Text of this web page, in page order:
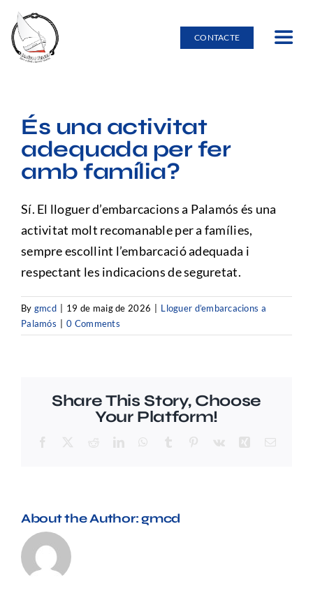
Skip
to
content
CONTACTE
Toggle
Lloguer d’embarcacions
Burricleta
Entorn natural
Escola nàutica
Preguntes freqüents (FAQ)
És una activitat
adequada per fer
amb família?
Sí. El lloguer d’embarcacions a Palamós és una
activitat molt recomanable per a famílies,
sempre escollint l’embarcació adequada i
respectant les indicacions de seguretat.
By gmcd | 19 de maig de 2026 | Lloguer d’embarcacions a
Palamós | 0 Comments
Share This Story, Choose
Your Platform!
Facebook RedditLinkedInWhatsApp
Tumblr Pinterest
Vk XingEmail
About the Author:gmcd